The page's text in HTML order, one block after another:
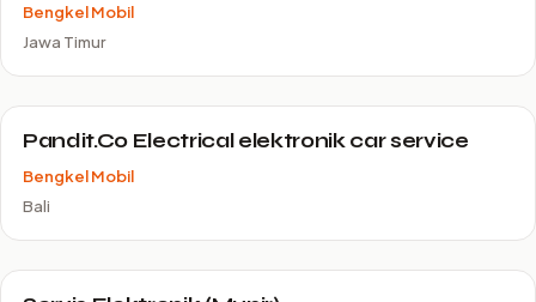
Bengkel Mobil
Jawa Timur
Pandit.Co Electrical elektronik car service
Bengkel Mobil
Bali